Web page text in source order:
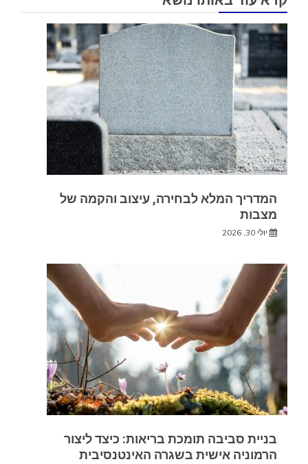
המדריך המלא לבחירה, עיצוב והקמה של
מצבות
יולי 30, 2026
בניית סביבה תומכת בריאות: כיצד ליצור
הרמוניה אישית בשגרה האינטנסיבית